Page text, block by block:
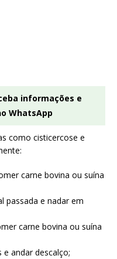
informações e
WhatsApp
como cisticercose e
carne bovina ou suína
passada e nadar em
carne bovina ou suína
andar descalço;